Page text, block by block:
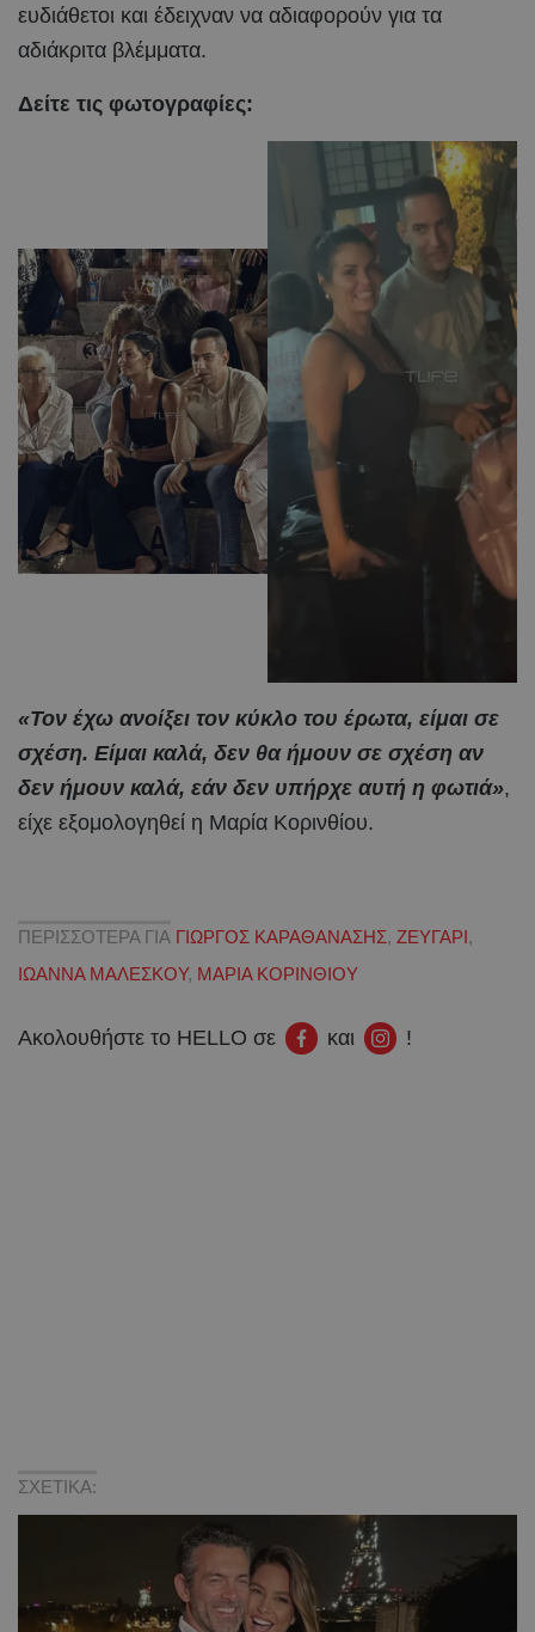
ευδιάθετοι και έδειχναν να αδιαφορούν για τα
αδιάκριτα βλέμματα.
Δείτε τις φωτογραφίες:
«Τον έχω ανοίξει τον κύκλο του έρωτα, είμαι σε
σχέση. Είμαι καλά, δεν θα ήμουν σε σχέση αν
δεν ήμουν καλά, εάν δεν υπήρχε αυτή η φωτιά»,
είχε εξομολογηθεί η Μαρία Κορινθίου.
ΠΕΡΙΣΣΟΤΕΡΑ ΓΙΑ ΓΙΩΡΓΟΣ ΚΑΡΑΘΑΝΑΣΗΣ, ΖΕΥΓΑΡΙ,
ΙΩΑΝΝΑ ΜΑΛΕΣΚΟΥ, ΜΑΡΙΑ ΚΟΡΙΝΘΙΟΥ
Ακολουθήστε το HELLO σε και !
ΣΧΕΤΙΚΑ: